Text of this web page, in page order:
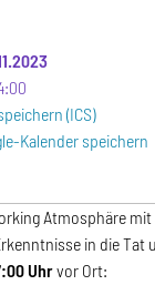
(ICS)
Kalender speichern
Atmosphäre
in die Tat
Uhrvor Ort: